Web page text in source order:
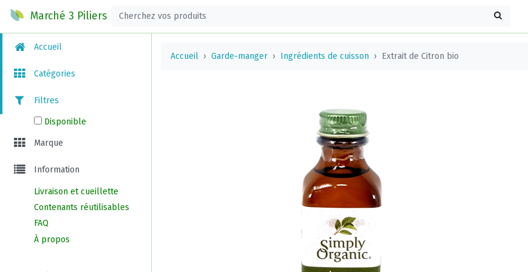
Marché 3 Piliers
Accueil
Catégories
Filtres
Disponible
Marque
Information
Livraison et cueillette
Contenants réutilisables
FAQ
À propos
Accueil Garde-manger Ingrédients de cuisson Extrait de Citron bio